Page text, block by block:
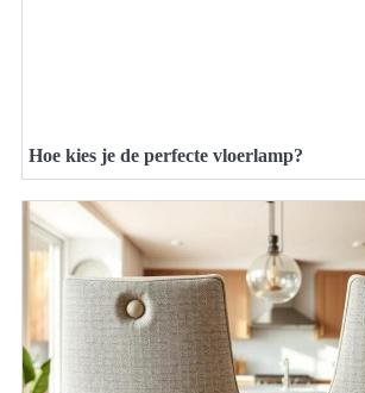
Hoe kies je de perfecte vloerlamp?